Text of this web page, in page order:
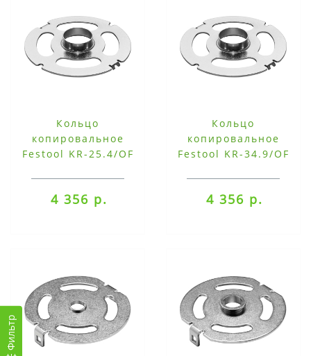
Фильтр
Кольцо
копировальное
Festool KR-25.4/OF
4 356 р.
Кольцо
копировальное
Festool KR-34.9/OF
4 356 р.